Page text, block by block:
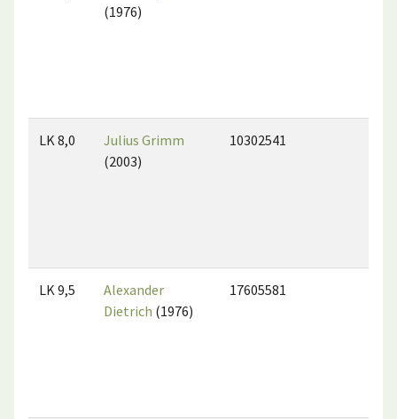
(1976)
LK 8,0
Julius Grimm
(2003)
10302541
LK 9,5
Alexander
Dietrich (1976)
17605581